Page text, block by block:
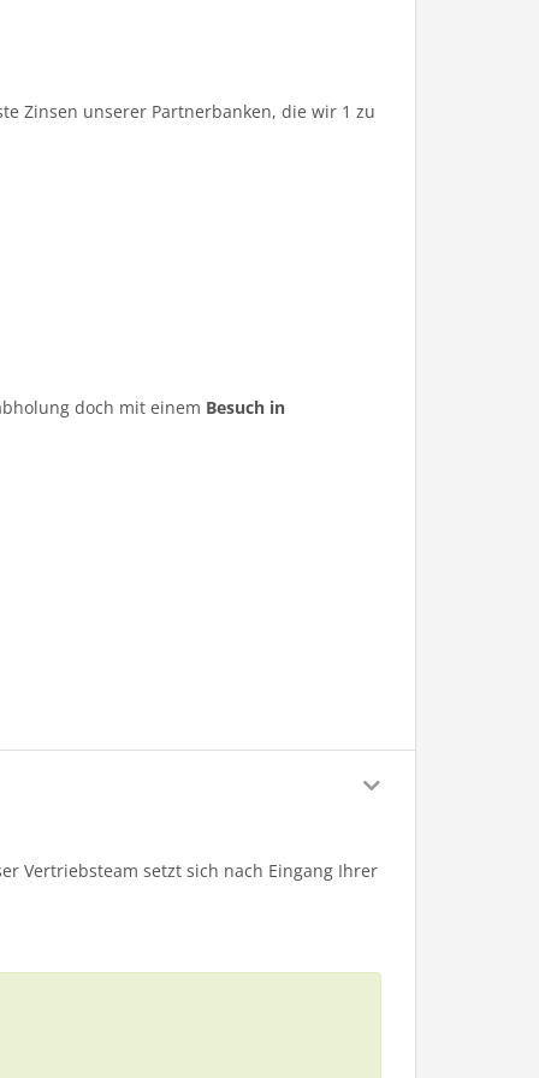
Zinsen unserer Partnerbanken, die wir 1 zu
doch mit einem Besuch in
Vertriebsteam setzt sich nach Eingang Ihrer